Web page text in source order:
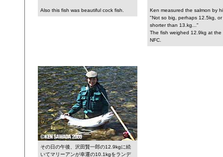
Also this fish was beautiful cock fish.
Ken measured the salmon by
"Not so big, perhaps 12.5kg,
shorter than 13.kg..."
The fish weighed 12.9kg at the
NFC.
その日の午後、沢田賢一郎の12.9kgに続
いてマリーアンが幸運の10.1kgをランデ